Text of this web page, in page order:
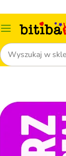
Menu
Szukaj